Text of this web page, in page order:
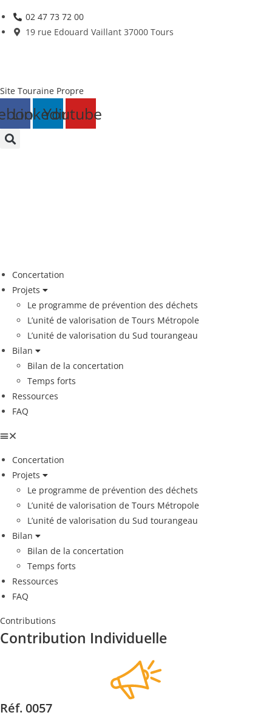
Skip
to
02 47 73 72 00
19 rue Edouard Vaillant 37000 Tours
Site Touraine Propre
LinkedinYoutube
Concertation
Projets
Le programme de prévention des déchets
L’unité de valorisation de Tours Métropole
L’unité de valorisation du Sud tourangeau
Bilan
Bilan de la concertation
Temps forts
Ressources
FAQ
Concertation
Projets
Le programme de prévention des déchets
L’unité de valorisation de Tours Métropole
L’unité de valorisation du Sud tourangeau
Bilan
Bilan de la concertation
Temps forts
Ressources
FAQ
Contributions
Contribution Individuelle
Réf. 0057